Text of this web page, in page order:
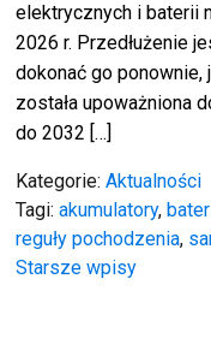
elektrycznych i baterii
2026 r. Przedłużenie
dokonać go ponownie,
została upoważniona
do 2032 […]
Kategorie:Aktualności
Tagi:akumulatory,
reguły pochodzenia,
Nawigacja
Starsze wpisy